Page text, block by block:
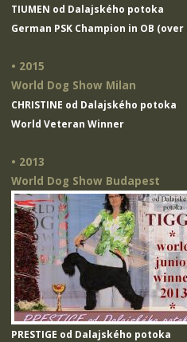
TIUMEN od Dalajského potoka
German PSK Champion in OB
• 2015
World Dog Show Milan
CHRISTINE od Dalajského potoka
World Veteran Winner
• 2013
World Dog Show Budapest
PRESTIGE od Dalajského potoka